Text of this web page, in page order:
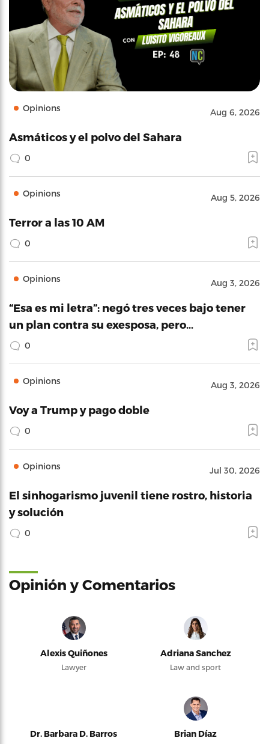
Opinions Aug 6, 2026
Asmáticos y el polvo del Sahara
0
Opinions Aug 5, 2026
Terror a las 10 AM
0
Opinions Aug 3, 2026
“Esa es mi letra”: negó tres veces bajo tener
un plan contra su exesposa, pero…
0
Opinions Aug 3, 2026
Voy a Trump y pago doble
0
Opinions Jul 30, 2026
El sinhogarismo juvenil tiene rostro, historia
y solución
0
Opinión y Comentarios
Alexis Quiñones
Lawyer
Adriana Sanchez
Law and sport
Dr. Barbara D. Barros Brian Díaz